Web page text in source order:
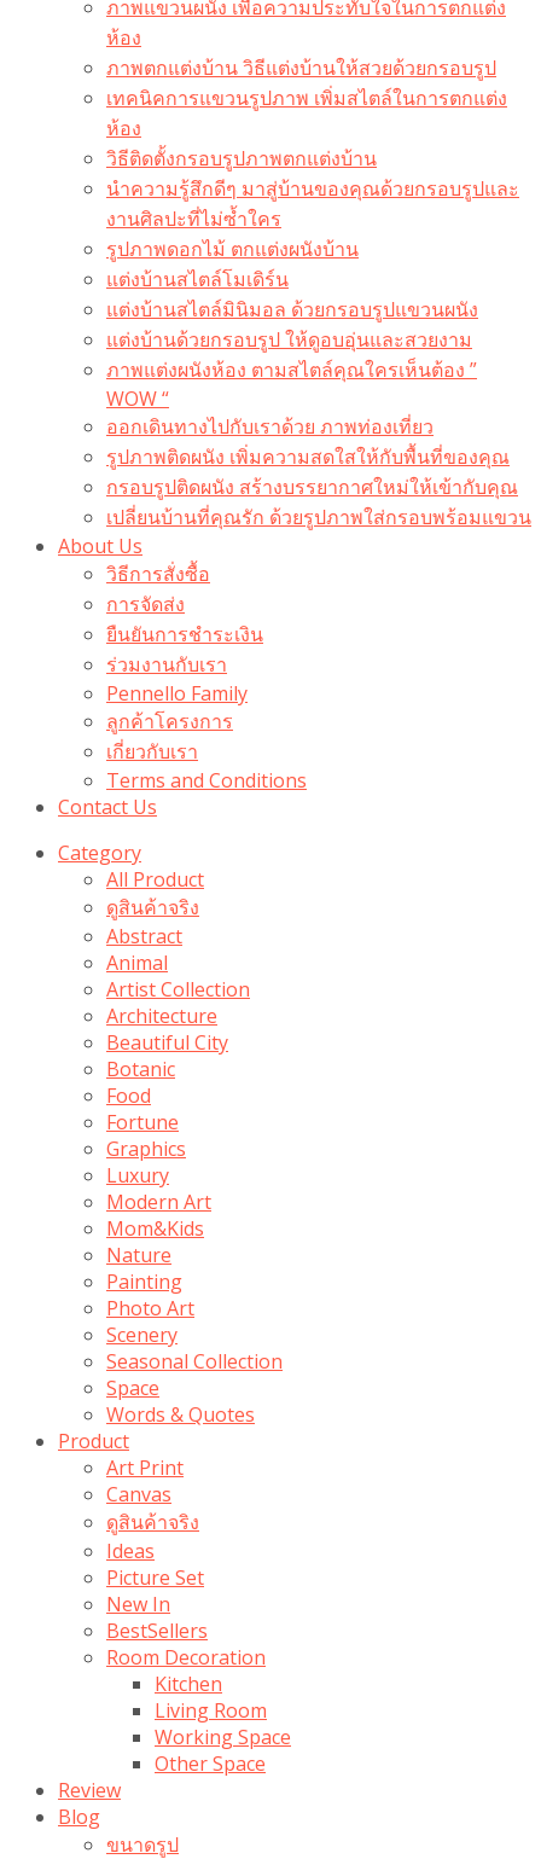
ภาพแขวนผนัง เพื่อความประทับใจในการตกแต่ง
ห้อง
ภาพตกแต่งบ้าน วิธีแต่งบ้านให้สวยด้วยกรอบรูป
เทคนิคการแขวนรูปภาพ เพิ่มสไตล์ในการตกแต่ง
ห้อง
วิธีติดตั้งกรอบรูปภาพตกแต่งบ้าน
นำความรู้สึกดีๆ มาสู่บ้านของคุณด้วยกรอบรูปและ
งานศิลปะที่ไม่ซ้ำใคร
รูปภาพดอกไม้ ตกแต่งผนังบ้าน
แต่งบ้านสไตล์โมเดิร์น
แต่งบ้านสไตล์มินิมอล ด้วยกรอบรูปแขวนผนัง
แต่งบ้านด้วยกรอบรูป ให้ดูอบอุ่นและสวยงาม
ภาพแต่งผนังห้อง ตามสไตล์คุณใครเห็นต้อง ”
WOW “
ออกเดินทางไปกับเราด้วย ภาพท่องเที่ยว
รูปภาพติดผนัง เพิ่มความสดใสให้กับพื้นที่ของคุณ
กรอบรูปติดผนัง สร้างบรรยากาศใหม่ให้เข้ากับคุณ
เปลี่ยนบ้านที่คุณรัก ด้วยรูปภาพใส่กรอบพร้อมแขวน​
About Us
วิธีการสั่งซื้อ
การจัดส่ง
ยืนยันการชำระเงิน
ร่วมงานกับเรา
Pennello Family
ลูกค้าโครงการ
เกี่ยวกับเรา
Terms and Conditions
Contact Us
Category
All Product
ดูสินค้าจริง
Abstract
Animal
Artist Collection
Architecture
Beautiful City
Botanic
Food
Fortune
Graphics
Luxury
Modern Art
Mom&Kids
Nature
Painting
Photo Art
Scenery
Seasonal Collection
Space
Words & Quotes
Product
Art Print
Canvas
ดูสินค้าจริง
Ideas
Picture Set
New In
BestSellers
Room Decoration
Kitchen
Living Room
Working Space
Other Space
Review
Blog
ขนาดรูป